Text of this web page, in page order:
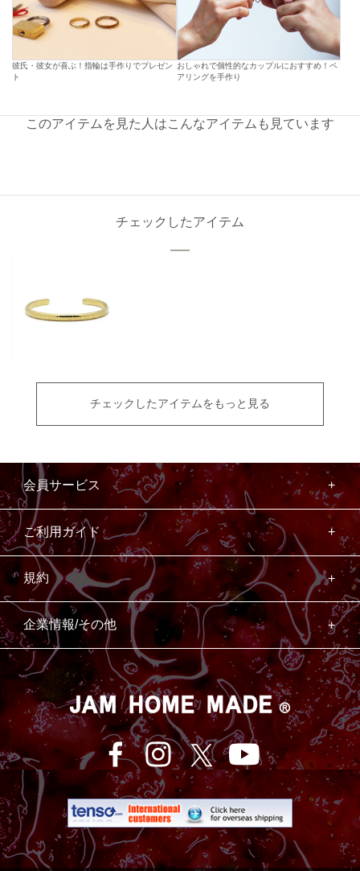
彼氏・彼女が喜ぶ！指輪は手作りでプレゼン
ト
おしゃれで個性的なカップルにおすすめ！ペ
アリングを手作り
このアイテムを見た人はこんなアイテムも見ています
チェックしたアイテム
チェックしたアイテムをもっと見る
会員サービス
ご利用ガイド
規約
企業情報/その他